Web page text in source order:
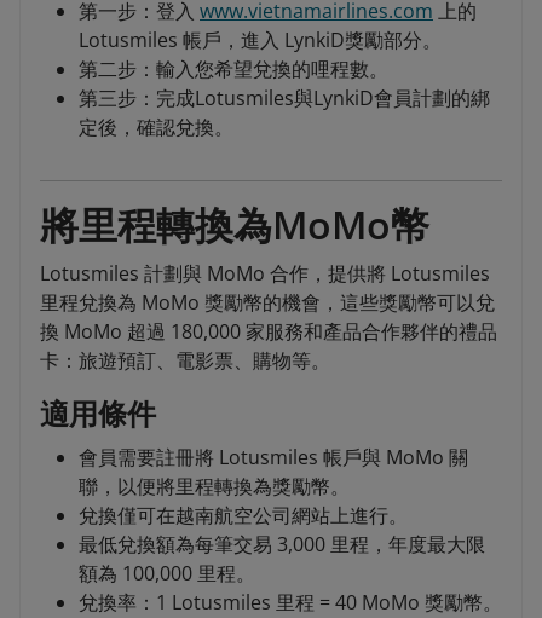
第一步：登入 www.vietnamairlines.com 上的
Lotusmiles 帳戶，進入 LynkiD獎勵部分。
第二步：輸入您希望兌換的哩程數。
第三步：完成Lotusmiles與LynkiD會員計劃的綁
定後，確認兌換。
將里程轉換為MoMo幣
Lotusmiles 計劃與 MoMo 合作，提供將 Lotusmiles
里程兌換為 MoMo 獎勵幣的機會，這些獎勵幣可以兌
換 MoMo 超過 180,000 家服務和產品合作夥伴的禮品
卡：旅遊預訂、電影票、購物等。
適用條件
會員需要註冊將 Lotusmiles 帳戶與 MoMo 關
聯，以便將里程轉換為獎勵幣。
兌換僅可在越南航空公司網站上進行。
最低兌換額為每筆交易 3,000 里程，年度最大限
額為 100,000 里程。
兌換率：1 Lotusmiles 里程 = 40 MoMo 獎勵幣。